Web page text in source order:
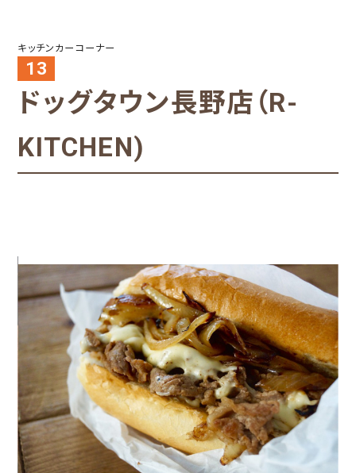
キッチンカーコーナー
13
ドッグタウン長野店（R-
KITCHEN)